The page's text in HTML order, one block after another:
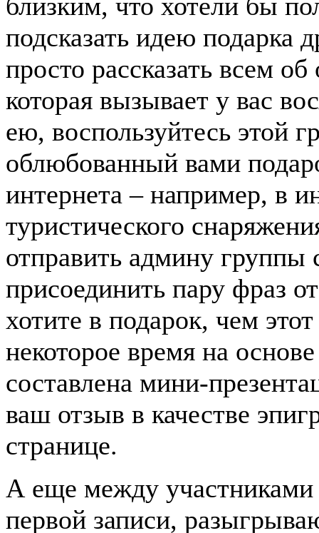
подсказать идею подарка
просто рассказать всем
которая вызывает у вас
ею, воспользуйтесь этой
облюбованный вами
интернета – например, в
туристического
отправить админу группы
присоединить пару фраз
хотите в подарок, чем
некоторое время на
составлена мини-
ваш отзыв в качестве
странице.
А еще между
первой записи,